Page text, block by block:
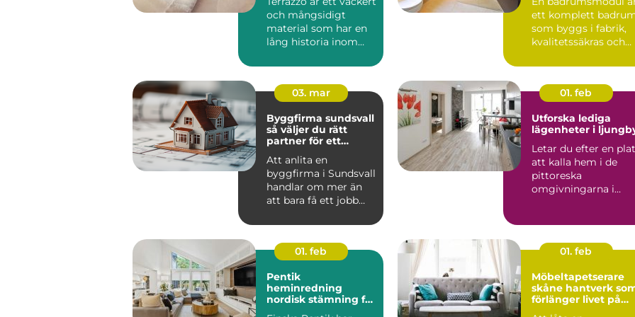
och mångsidigt
material som har en
lång historia inom
ett komplett
som byggs i fabrik,
kvalitetssäkras och
03. mar
Byggfirma sundsvall
så väljer du rätt
partner för ett
Att anlita en
byggfirma i Sundsvall
handlar om mer än
att bara få ett jobb
om tr...
01. feb
Utforska lediga
lägenheter i
Letar du efter en
att kalla hem i de
pittoreska
omgivningarna i
01. feb
Pentik
heminredning
nordisk stämning för
01. feb
Möbeltapetserare
skåne hantverk som
förlänger livet på